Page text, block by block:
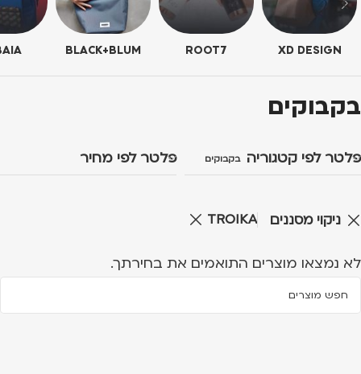
XD DESIGN
ROOT7
BLACK+BLUM
בקבוקים
פלטר לפי קטגוריה בקבוקים פלטר לפי מחיר
ניקוי מסננים TROIKA
לא נמצאו מוצרים התואמים את בחירתך.